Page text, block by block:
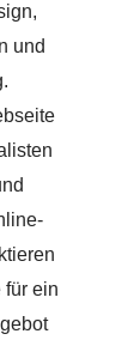
und
für ein